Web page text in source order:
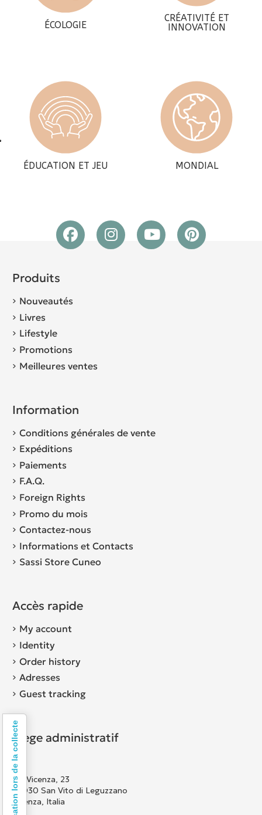
ÉCOLOGIE
CRÉATIVITÉ ET
INNOVATION
ÉDUCATION ET JEU MONDIAL
Produits
Nouveautés
Livres
Lifestyle
Promotions
Meilleures ventes
Information
Conditions générales de vente
Expéditions
Paiements
F.A.Q.
Foreign Rights
Promo du mois
Contactez-nous
Informations et Contacts
Sassi Store Cuneo
Accès rapide
My account
Identity
Order history
Adresses
Guest tracking
Siège administratif
Via Vicenza, 23
36030 San Vito di Leguzzano
Vicenza, Italia
Notification lors de la collecte